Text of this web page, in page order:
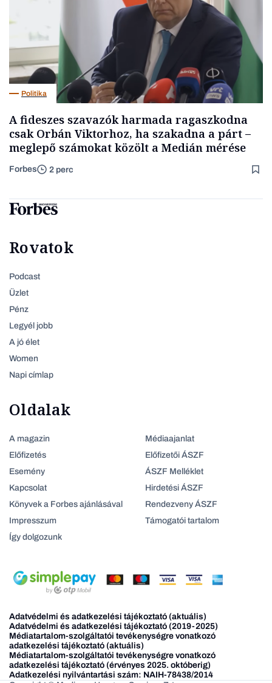
Politika
A fideszes szavazók harmada ragaszkodna
csak Orbán Viktorhoz, ha szakadna a párt –
meglepő számokat közölt a Medián mérése
Forbes 2 perc
Rovatok
Podcast
Üzlet
Pénz
Legyél jobb
A jó élet
Women
Napi címlap
Oldalak
A magazin
Előfizetés
Esemény
Kapcsolat
Könyvek a Forbes ajánlásával
Impresszum
Így dolgozunk
Médiaajanlat
Előfizetői ÁSZF
ÁSZF Melléklet
Hirdetési ÁSZF
Rendezveny ÁSZF
Támogatói tartalom
Adatvédelmi és adatkezelési tájékoztató (aktuális)
Adatvédelmi és adatkezelési tájékoztató (2019-2025)
Médiatartalom-szolgáltatói tevékenységre vonatkozó
adatkezelési tájékoztató (aktuális)
Médiatartalom-szolgáltatói tevékenységre vonatkozó
adatkezelési tájékoztató (érvényes 2025. októberig)
Adatkezelési nyilvántartási szám: NAIH-78438/2014